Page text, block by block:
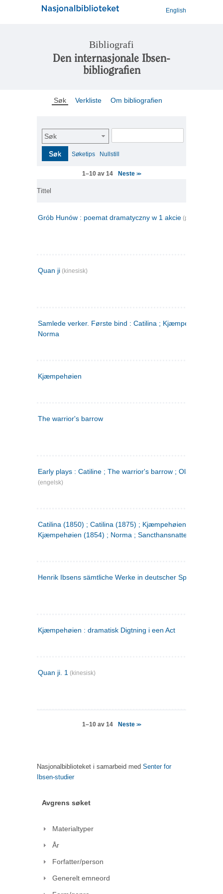
English
Bibliografi
Den internasjonale Ibsen-
bibliografien
Søk Verkliste Om bibliografien
Søk
Søk Søketips Nullstill
1–10 av 14 Neste>>
Tittel
Grób Hunów : poemat dramatyczny w 1 akcie (polsk)
Quan ji (kinesisk)
Samlede verker. Første bind : Catilina ; Kjæmpehøien ;
Norma
Kjæmpehøien
The warrior's barrow
Early plays : Catiline ; The warrior's barrow ; Olaf Liljekrans
(engelsk)
Catilina (1850) ; Catilina (1875) ; Kjæmpehøien (1850) ;
Kjæmpehøien (1854) ; Norma ; Sancthansnatten
Henrik Ibsens sämtliche Werke in deutscher Sprache. 2
Kjæmpehøien : dramatisk Digtning i een Act
Quan ji. 1 (kinesisk)
1–10 av 14 Neste>>
Nasjonalbiblioteket i samarbeid med Senter for
Ibsen-studier
Avgrens søket
Materialtyper
År
Forfatter/person
Generelt emneord